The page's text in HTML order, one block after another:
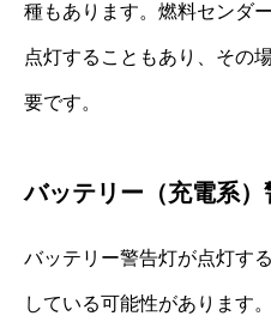
種もあります。燃料センダ
点灯することもあり、その
要です。
バッテリー（充電系）
バッテリー警告灯が点灯す
している可能性があります